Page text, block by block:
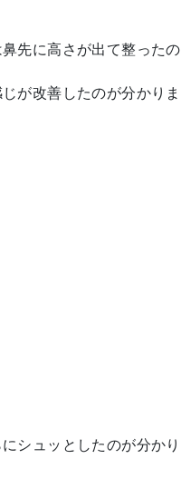
先に高さが出て整ったの
が改善したのが分かりま
シュッとしたのが分かり